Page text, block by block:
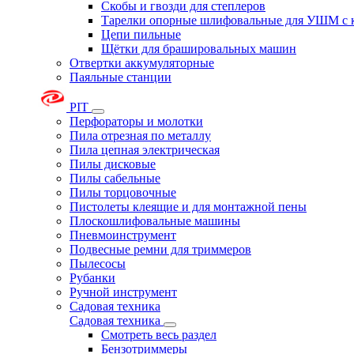
Скобы и гвозди для степлеров
Тарелки опорные шлифовальные для УШМ с
Цепи пильные
Щётки для брашировальных машин
Отвертки аккумуляторные
Паяльные станции
PIT
Перфораторы и молотки
Пила отрезная по металлу
Пила цепная электрическая
Пилы дисковые
Пилы сабельные
Пилы торцовочные
Пистолеты клеящие и для монтажной пены
Плоскошлифовальные машины
Пневмоинструмент
Подвесные ремни для триммеров
Пылесосы
Рубанки
Ручной инструмент
Садовая техника
Садовая техника
Смотреть весь раздел
Бензотриммеры